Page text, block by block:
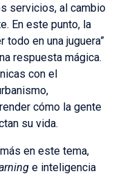
servicios, al cambio
En este punto, la
en una juguera”
respuesta mágica.
con el
cómo la gente
su vida.
en este tema,
e inteligencia